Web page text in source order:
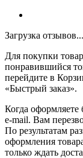
Загрузка отзывов...
Для покупки
понравившийся
перейдите в
«Быстрый заказ».
Когда
e-mail. Вам
По результатам
оформления
только ждать